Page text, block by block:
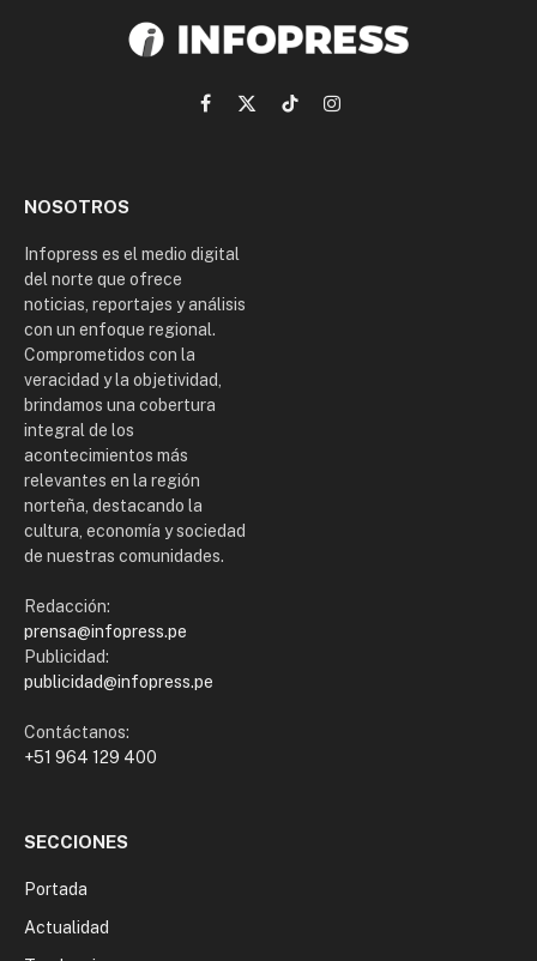
Facebook
X
TikTokInstagram
NOSOTROS
Infopress es el medio digital
del norte que ofrece
noticias, reportajes y análisis
con un enfoque regional.
Comprometidos con la
veracidad y la objetividad,
brindamos una cobertura
integral de los
acontecimientos más
relevantes en la región
norteña, destacando la
cultura, economía y sociedad
de nuestras comunidades.
Redacción:
prensa@infopress.pe
Publicidad:
publicidad@infopress.pe
Contáctanos:
+51 964 129 400
SECCIONES
Portada
Actualidad